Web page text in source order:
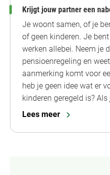
Krijgt jouw partner een
Je woont samen, of je
of geen kinderen. Je
werken allebei. Neem je
pensioenregeling en
aanmerking komt voor
heb je geen idee wat er
kinderen geregeld is?
Lees meer